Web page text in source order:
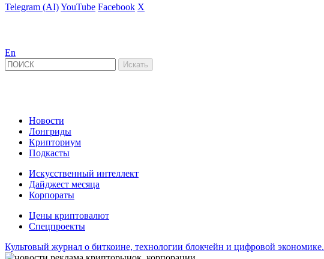
Telegram (AI)YouTube Facebook X
En
Новости
Лонгриды
Крипториум
Подкасты
Искусственный интеллект
Дайджест месяца
Корпораты
Цены криптовалют
Спецпроекты
Культовый журнал о биткоине, технологии блокчейн и цифровой экономике.